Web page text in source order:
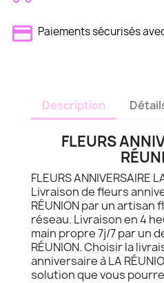
Paiements sécurisés
Description
FLEURS
FLEURS ANNIVERSAIRE
Livraison de fleurs
RÉUNION par un
réseau. Livraison en 4
main propre 7j/7 par un
RÉUNION. Choisir la
anniversaire à LA
solution que vous